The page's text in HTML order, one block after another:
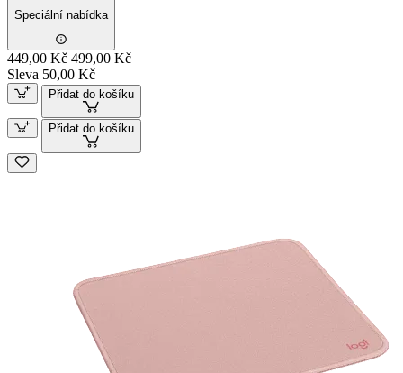
Speciální nabídka
449,00 Kč 499,00 Kč
Sleva 50,00 Kč
Přidat do košíku
Přidat do košíku